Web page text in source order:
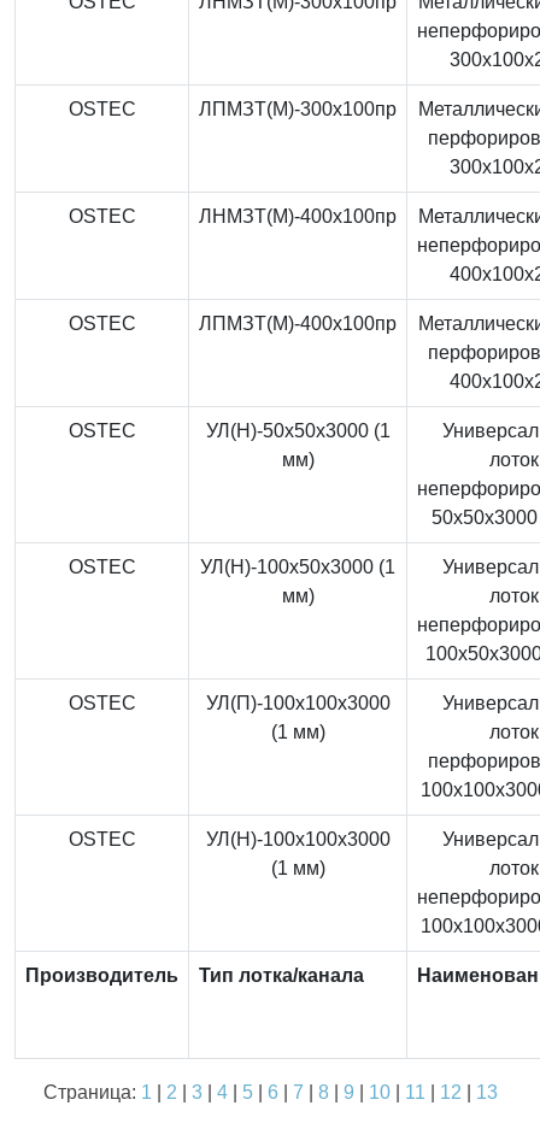
OSTEC ЛПМЗТ(М)-300x100пр
OSTEC ЛНМЗТ(М)-400x100пр
OSTEC ЛПМЗТ(М)-400x100пр
OSTEC
УЛ(Н)-50x50x3000 (1
мм)
лоток
OSTEC
УЛ(Н)-100x50x3000 (1
мм)
лоток
OSTEC
УЛ(П)-100x100x3000
(1 мм)
лоток
OSTEC
УЛ(Н)-100x100x3000
(1 мм)
лоток
Производитель Тип лотка/канала
Страница: 1 2 3| 4| 5| 6 7 8| 9 10| 11 12 13